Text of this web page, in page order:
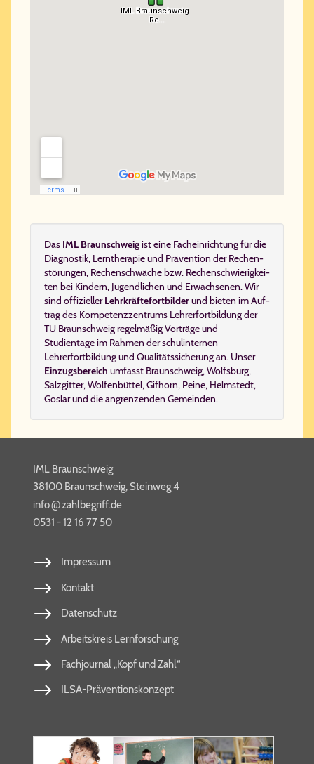
Das IML Braun­schweigist eine Fach­ein­rich­tung für die
Dia­gno­stik, Lern­the­ra­pieund Prä­ven­ti­on derRe­chen­
stö­run­gen, Re­chen­schwä­che bzw. Re­chen­schwie­rig­kei­
ten bei Kin­dern, Ju­gend­li­chen und Er­wach­se­nen. Wir
sind of­fi­zi­el­lerLehr­kräf­te­fort­bil­derund bie­ten im Auf­
trag des Kom­pe­tenz­zen­trums Leh­rer­fort­bil­dung der
TU Braun­schweigregelmäßigVorträge und
Studientageim Rahmen der schulinternen
Lehrerfortbildungund Qualitätssicherung an. Un­ser
Ein­zugs­be­reich um­fasst Braunschweig,Wolfsburg,
Salzgitter,Wolfenbüttel,Gifhorn, Peine, Helmstedt,
Goslarund die an­gren­zen­den Ge­mein­den.
IML Braunschweig
38100 Braunschweig, Steinweg 4
info​@zahl​be​griff​.de
0531 - 12 16 77 50
Impressum
Kontakt
Datenschutz
Arbeitskreis Lernforschung
Fachjournal „Kopf und Zahl“
ILSA-Präventionskonzept